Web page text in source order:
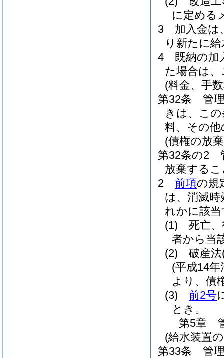
に定める
3
加入金は
り新たに
4
既納の加
た場合は
(料金、手
第32条
管
きは、こ
料、その
(債権の放
第32条の2
放棄する
2
前項の規
は、消滅
れかに該
(1)
死亡
者から当
(2)
破産法
(平成14
より、債
(3)
前2号
とき。
第5章
(給水装置
第33条
管